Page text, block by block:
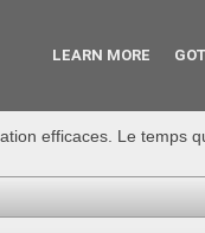
efficaces. Le temps
LEARN MORE